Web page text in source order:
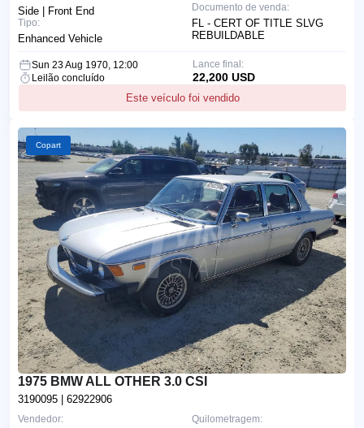
Documento de venda:
FL - CERT OF TITLE SLVG
REBUILDABLE
Side | Front End
Tipo:
Enhanced Vehicle
Sun 23 Aug 1970, 12:00
Leilão concluído
Este veículo foi vendido
Lance final:
22,200 USD
Copart
1975 BMW ALL OTHER 3.0 CSI
3190095 | 62922906
Quilometragem:
Vendedor: